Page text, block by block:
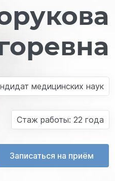
медицинских наук
Cтаж работы: 22 года
Записаться на приём